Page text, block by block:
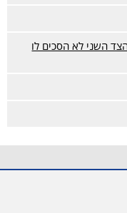
השני לא הסכים לו